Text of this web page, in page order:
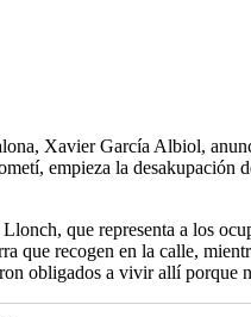
Xavier García Albiol,
empieza la desakupación
que representa a los
que recogen en la calle,
obligados a vivir allí porque